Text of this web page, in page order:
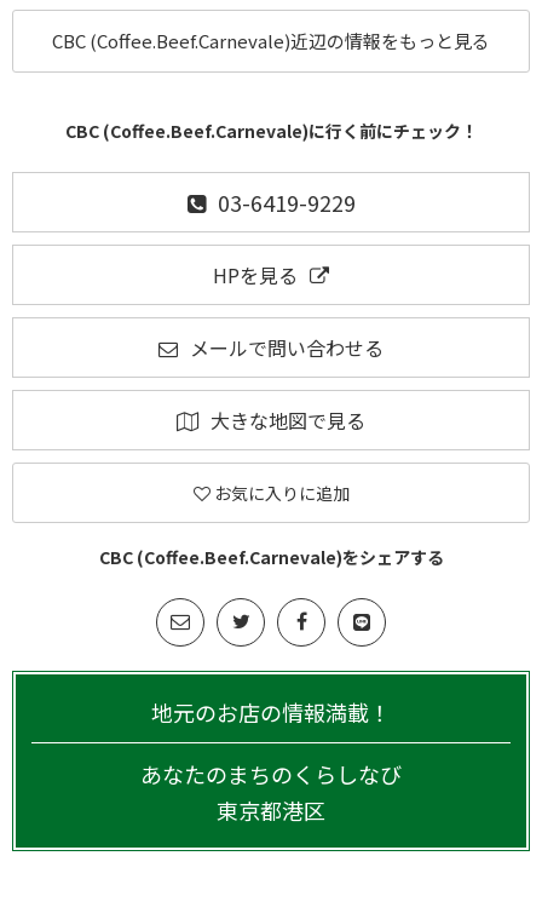
CBC (Coffee.Beef.Carnevale)近辺の情報をもっと見る
CBC (Coffee.Beef.Carnevale)に行く前にチェック！
03-6419-9229
HPを見る
メールで問い合わせる
大きな地図で見る
お気に入りに追加
CBC (Coffee.Beef.Carnevale)をシェアする
地元のお店の情報満載！
あなたのまちのくらしなび
東京都港区